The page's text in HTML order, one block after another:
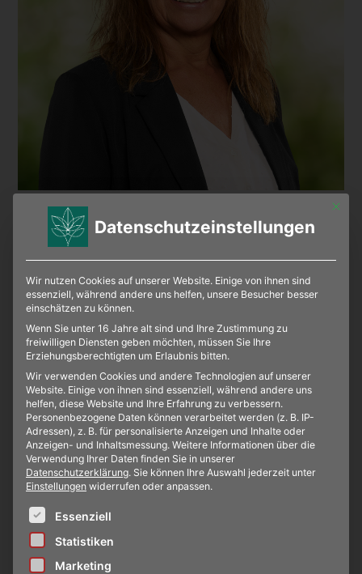
Beratung Vorsorge & Trauerfälle
Mit
Datenschutzeinstellungen
Wir nutzen Cookies auf unserer Website. Einige von ihnen sind
essenziell, während andere uns helfen, unsere Besucher besser
einschätzen zu können.
Wenn Sie unter 16 Jahre alt sind und Ihre Zustimmung zu
freiwilligen Diensten geben möchten, müssen Sie Ihre
Erziehungsberechtigten um Erlaubnis bitten.
Wir verwenden Cookies und andere Technologien auf unserer
Website. Einige von ihnen sind essenziell, während andere uns
helfen, diese Website und Ihre Erfahrung zu verbessern.
Personenbezogene Daten können verarbeitet werden (z. B. IP-
Adressen), z. B. für personalisierte Anzeigen und Inhalte oder
Anzeigen- und Inhaltsmessung. Weitere Informationen über die
Verwendung Ihrer Daten finden Sie in unserer
Datenschutzerklärung. Sie können Ihre Auswahl jederzeit unter
Einstellungen widerrufen oder anpassen.
Es folgt eine Liste der Service-Gruppen, für die eine
Essenziell
Statistiken
Marketing